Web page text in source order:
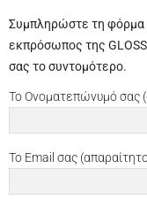
Συμπληρώστε τη φόρμα
εκπρόσωπος της
σας το συντομότερο.
Το Ονοματεπώνυμό σας
Το Email σας